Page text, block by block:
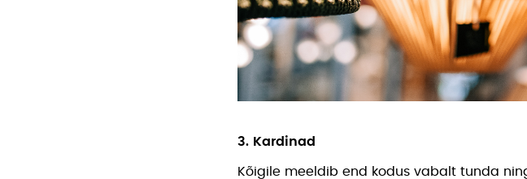
3. Kardinad
Kõigile meeldib end kodus vabalt tunda